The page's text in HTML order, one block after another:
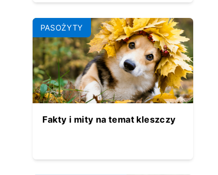
PASOŻYTY
Fakty i mity na temat kleszczy